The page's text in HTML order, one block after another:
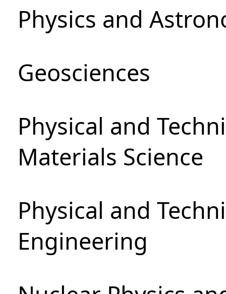
Physics and
Geosciences
Physical and
Materials Science
Physical and
Engineering